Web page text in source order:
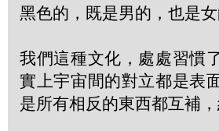
黑色的，既是男的，也是
我們這種文化，處處習慣
實上宇宙間的對立都是表
是所有相反的東西都互補，